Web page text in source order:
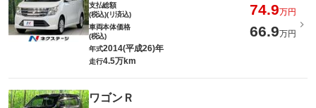
支払総額
(税込)(リ済込)
74.9万円
車両本体価格
(税込)
66.9万円
年式2014(平成26)年
走行4.5万km
ワゴンＲ